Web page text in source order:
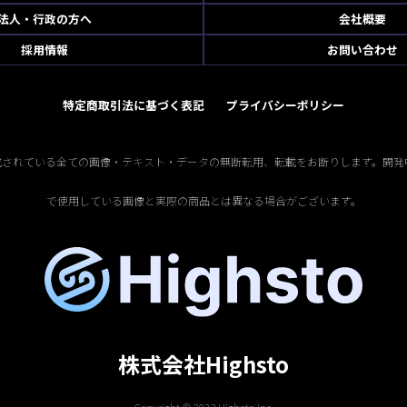
人・行政の方へ
会社概要
採用情報
お問い合わせ
特定商取引法に基づく表記 プライバシーポリシー
れている全ての画像・テキスト・データの無断転用、転載をお断りします。開
で使用している画像と実際の商品とは異なる場合がございます。
株式会社Highsto